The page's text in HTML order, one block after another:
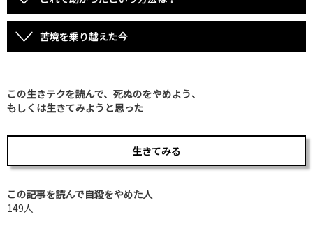
苦境を乗り越えた今
この生きテクを読んで、死ぬのをやめよう、
もしくは生きてみようと思った
生きてみる
この記事を読んで自殺をやめた人
149人